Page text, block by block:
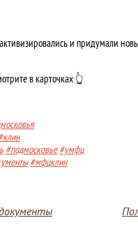
и придумали
в карточках 👆
#подмосковье #умфц
#мфцклин